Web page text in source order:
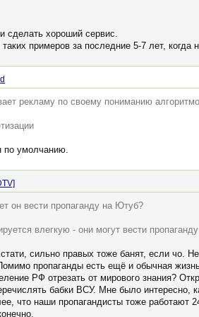
сделать хороший сервис.
примеров за последние 5-7 лет, когда
рекламу по своему пониманию
по умолчанию.
он вести пропаганду на Ютуб?
влегкую - они могут вести
сильно правых тоже банят, если чо.
пропаганды есть ещë и обычная
РФ отрезать от мирового знания?
бабки ВСУ. Мне было
что наши пропагандисты тоже